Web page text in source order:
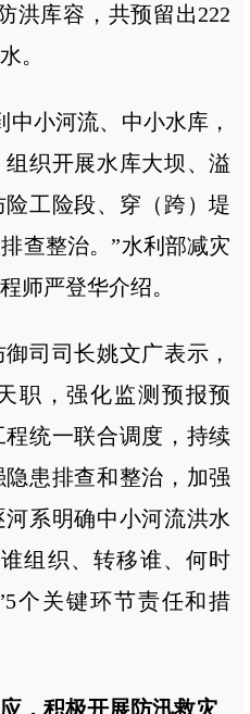
洪库容，共预留出222
。
小河流、中小水库，
织开展水库大坝、溢
工险段、穿（跨）堤
查整治。”水利部减灾
师严登华介绍。
司长姚文广表示，
职，强化监测预报预
统一联合调度，持续
患排查和整治，加强
系明确中小河流洪水
组织、转移谁、何时
个关键环节责任和措
积极开展防汛救灾